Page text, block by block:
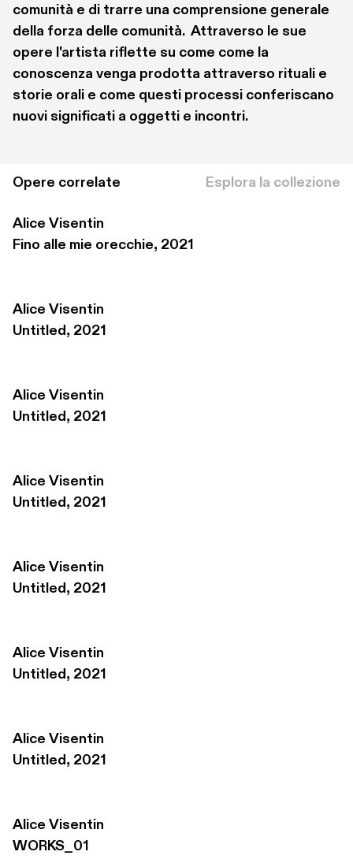
comunità e di trarre una comprensione generale
della forza delle comunità.  Attraverso le sue
opere l'artista riflette su come come la
conoscenza venga prodotta attraverso rituali e
storie orali e come questi processi conferiscano
nuovi significati a oggetti e incontri.
Opere correlate Esplora la collezione
Alice Visentin
Fino alle mie orecchie, 2021
Alice Visentin
Untitled, 2021
Alice Visentin
Untitled, 2021
Alice Visentin
Untitled, 2021
Alice Visentin
Untitled, 2021
Alice Visentin
Untitled, 2021
Alice Visentin
Untitled, 2021
Alice Visentin
WORKS_01